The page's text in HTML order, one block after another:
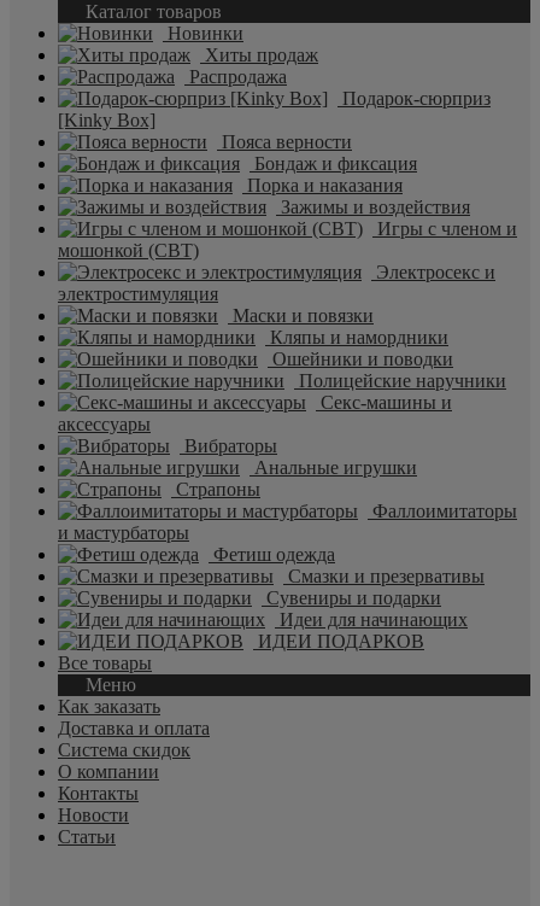
Каталог товаров
Новинки
Хиты продаж
Распродажа
Подарок-сюрприз
[Kinky Box]
Пояса верности
Бондаж и фиксация
Порка и наказания
Зажимы и воздействия
Игры с членом и
мошонкой (CBT)
Электросекс и
электростимуляция
Маски и повязки
Кляпы и намордники
Ошейники и поводки
Полицейские наручники
Секс-машины и
аксессуары
Вибраторы
Анальные игрушки
Страпоны
Фаллоимитаторы
и мастурбаторы
Фетиш одежда
Смазки и презервативы
Сувениры и подарки
Идеи для начинающих
ИДЕИ ПОДАРКОВ
Все товары
Меню
Как заказать
Доставка и оплата
Система скидок
О компании
Контакты
Новости
Статьи